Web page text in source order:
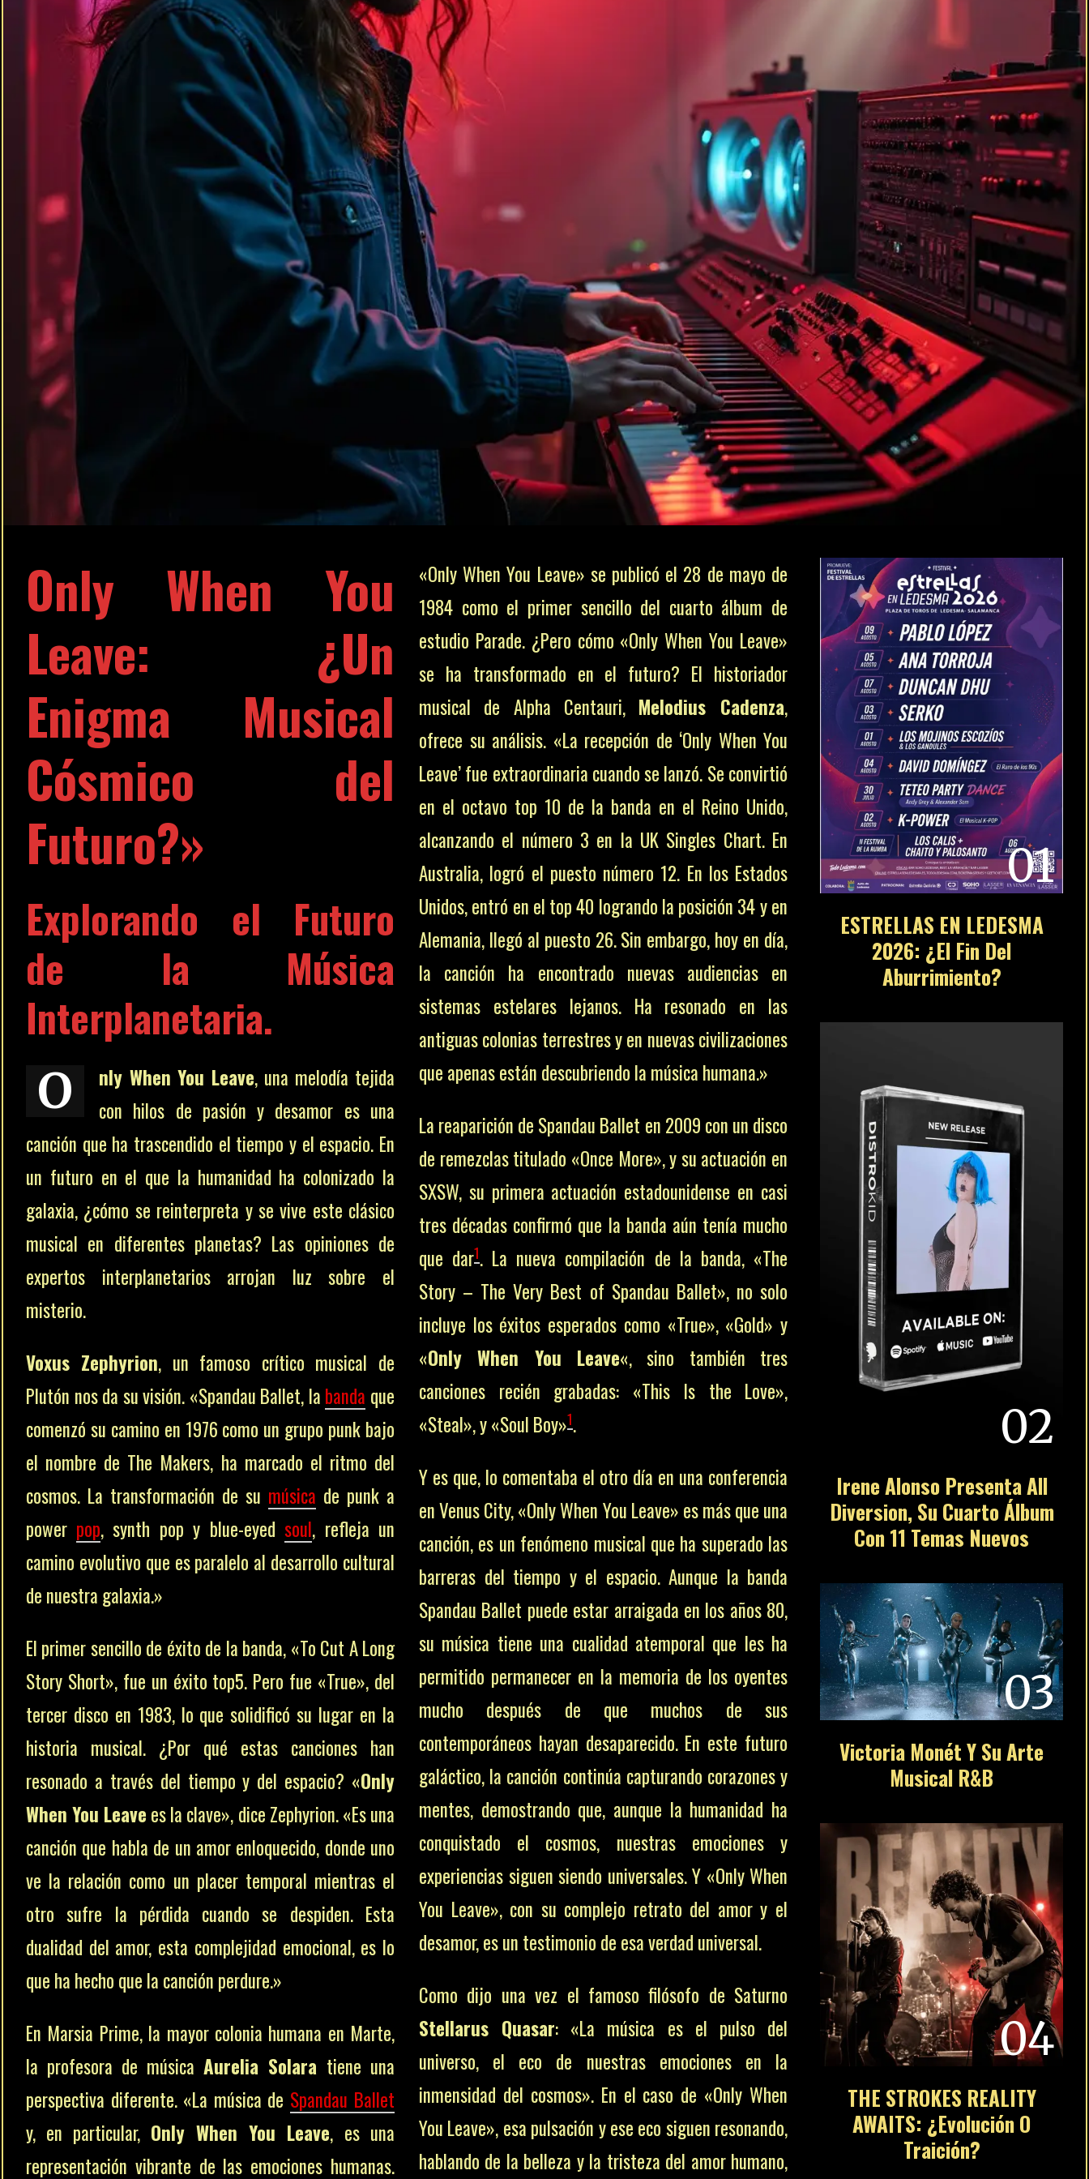
Only When You
Leave: ¿Un
Enigma Musical
Cósmico del
Futuro?»
Explorando el Futuro
de la Música
Interplanetaria.
O nly When You Leave, una melodía tejida
con hilos de pasión y desamor es una
canción que ha trascendido el tiempo y el espacio. En
un futuro en el que la humanidad ha colonizado la
galaxia, ¿cómo se reinterpreta y se vive este clásico
musical en diferentes planetas? Las opiniones de
expertos interplanetarios arrojan luz sobre el
misterio.
Voxus Zephyrion, un famoso crítico musical de
Plutón nos da su visión. «Spandau Ballet, la banda que
comenzó su camino en 1976 como un grupo punk bajo
el nombre de The Makers, ha marcado el ritmo del
cosmos. La transformación de su música de punk a
power pop, synth pop y blue-eyed soul, refleja un
camino evolutivo que es paralelo al desarrollo cultural
de nuestra galaxia.»
El primer sencillo de éxito de la banda, «To Cut A Long
Story Short», fue un éxito top5. Pero fue «True», del
tercer disco en 1983, lo que solidificó su lugar en la
historia musical. ¿Por qué estas canciones han
resonado a través del tiempo y del espacio? «Only
When You Leave es la clave», dice Zephyrion. «Es una
canción que habla de un amor enloquecido, donde uno
ve la relación como un placer temporal mientras el
otro sufre la pérdida cuando se despiden. Esta
dualidad del amor, esta complejidad emocional, es lo
que ha hecho que la canción perdure.»
En Marsia Prime, la mayor colonia humana en Marte,
la profesora de música Aurelia Solara tiene una
perspectiva diferente. «La música de Spandau Ballet
y, en particular, Only When You Leave, es una
representación vibrante de las emociones humanas.
«Only When You Leave» se publicó el 28 de mayo de
1984 como el primer sencillo del cuarto álbum de
estudio Parade. ¿Pero cómo «Only When You Leave»
se ha transformado en el futuro? El historiador
musical de Alpha Centauri, Melodius Cadenza,
ofrece su análisis. «La recepción de ‘Only When You
Leave’ fue extraordinaria cuando se lanzó. Se convirtió
en el octavo top 10 de la banda en el Reino Unido,
alcanzando el número 3 en la UK Singles Chart. En
Australia, logró el puesto número 12. En los Estados
Unidos, entró en el top 40 logrando la posición 34 y en
Alemania, llegó al puesto 26. Sin embargo, hoy en día,
la canción ha encontrado nuevas audiencias en
sistemas estelares lejanos. Ha resonado en las
antiguas colonias terrestres y en nuevas civilizaciones
que apenas están descubriendo la música humana.»
La reaparición de Spandau Ballet en 2009 con un disco
de remezclas titulado «Once More», y su actuación en
SXSW, su primera actuación estadounidense en casi
tres décadas confirmó que la banda aún tenía mucho
que dar​1​. La nueva compilación de la banda, «The
Story – The Very Best of Spandau Ballet», no solo
incluye los éxitos esperados como «True», «Gold» y
«Only When You Leave«, sino también tres
canciones recién grabadas: «This Is the Love»,
«Steal», y «Soul Boy»​1​.
Y es que, lo comentaba el otro día en una conferencia
en Venus City, «Only When You Leave» es más que una
canción, es un fenómeno musical que ha superado las
barreras del tiempo y el espacio. Aunque la banda
Spandau Ballet puede estar arraigada en los años 80,
su música tiene una cualidad atemporal que les ha
permitido permanecer en la memoria de los oyentes
mucho después de que muchos de sus
contemporáneos hayan desaparecido. En este futuro
galáctico, la canción continúa capturando corazones y
mentes, demostrando que, aunque la humanidad ha
conquistado el cosmos, nuestras emociones y
experiencias siguen siendo universales. Y «Only When
You Leave», con su complejo retrato del amor y el
desamor, es un testimonio de esa verdad universal.
Como dijo una vez el famoso filósofo de Saturno
Stellarus Quasar: «La música es el pulso del
universo, el eco de nuestras emociones en la
inmensidad del cosmos». En el caso de «Only When
You Leave», esa pulsación y ese eco siguen resonando,
hablando de la belleza y la tristeza del amor humano,
01
ESTRELLAS EN LEDESMA
2026: ¿El Fin Del
Aburrimiento?
02
Irene Alonso Presenta All
Diversion, Su Cuarto Álbum
Con 11 Temas Nuevos
03
Victoria Monét Y Su Arte
Musical R&B
04
THE STROKES REALITY
AWAITS: ¿Evolución O
Traición?